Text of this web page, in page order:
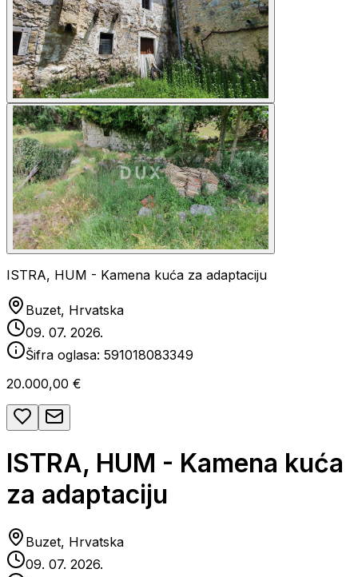
ISTRA, HUM - Kamena kuća za adaptaciju
Buzet, Hrvatska
09. 07. 2026.
Šifra oglasa: 591018083349
20.000,00 €
ISTRA, HUM - Kamena kuća
za adaptaciju
Buzet, Hrvatska
09. 07. 2026.